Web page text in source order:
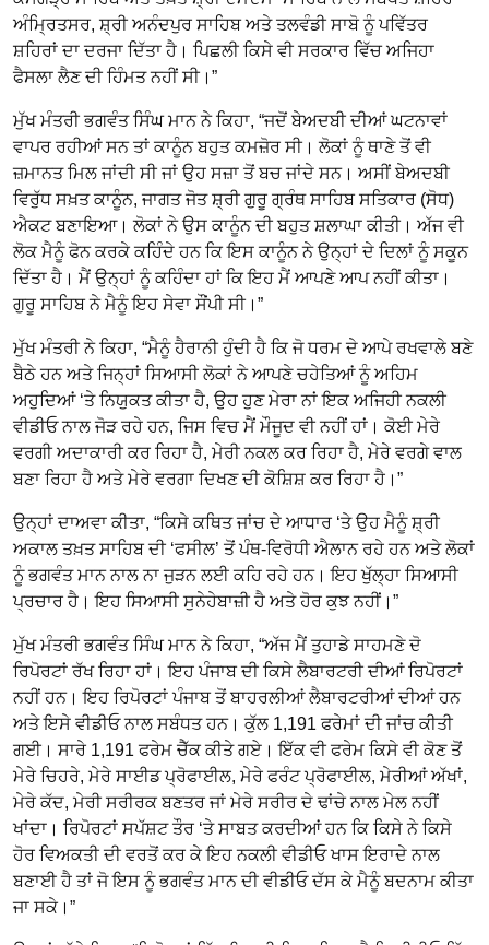
ਅੰਮ੍ਰਿਤਸਰ, ਸ਼੍ਰੀ ਅਨੰਦਪੁਰ ਸਾਹਿਬ ਅਤੇ ਤਲਵੰਡੀ ਸਾਬੋ ਨੂੰ ਪਵਿੱਤਰ
ਸ਼ਹਿਰਾਂ ਦਾ ਦਰਜਾ ਦਿੱਤਾ ਹੈ। ਪਿਛਲੀ ਕਿਸੇ ਵੀ ਸਰਕਾਰ ਵਿੱਚ ਅਜਿਹਾ
ਫੈਸਲਾ ਲੈਣ ਦੀ ਹਿੰਮਤ ਨਹੀਂ ਸੀ।”
ਮੁੱਖ ਮੰਤਰੀ ਭਗਵੰਤ ਸਿੰਘ ਮਾਨ ਨੇ ਕਿਹਾ, “ਜਦੋਂ ਬੇਅਦਬੀ ਦੀਆਂ ਘਟਨਾਵਾਂ
ਵਾਪਰ ਰਹੀਆਂ ਸਨ ਤਾਂ ਕਾਨੂੰਨ ਬਹੁਤ ਕਮਜ਼ੋਰ ਸੀ। ਲੋਕਾਂ ਨੂੰ ਥਾਣੇ ਤੋਂ ਵੀ
ਜ਼ਮਾਨਤ ਮਿਲ ਜਾਂਦੀ ਸੀ ਜਾਂ ਉਹ ਸਜ਼ਾ ਤੋਂ ਬਚ ਜਾਂਦੇ ਸਨ। ਅਸੀਂ ਬੇਅਦਬੀ
ਵਿਰੁੱਧ ਸਖ਼ਤ ਕਾਨੂੰਨ, ਜਾਗਤ ਜੋਤ ਸ਼੍ਰੀ ਗੁਰੂ ਗ੍ਰੰਥ ਸਾਹਿਬ ਸਤਿਕਾਰ (ਸੋਧ)
ਐਕਟ ਬਣਾਇਆ। ਲੋਕਾਂ ਨੇ ਉਸ ਕਾਨੂੰਨ ਦੀ ਬਹੁਤ ਸ਼ਲਾਘਾ ਕੀਤੀ। ਅੱਜ ਵੀ
ਲੋਕ ਮੈਨੂੰ ਫੋਨ ਕਰਕੇ ਕਹਿੰਦੇ ਹਨ ਕਿ ਇਸ ਕਾਨੂੰਨ ਨੇ ਉਨ੍ਹਾਂ ਦੇ ਦਿਲਾਂ ਨੂੰ ਸਕੂਨ
ਦਿੱਤਾ ਹੈ। ਮੈਂ ਉਨ੍ਹਾਂ ਨੂੰ ਕਹਿੰਦਾ ਹਾਂ ਕਿ ਇਹ ਮੈਂ ਆਪਣੇ ਆਪ ਨਹੀਂ ਕੀਤਾ।
ਗੁਰੂ ਸਾਹਿਬ ਨੇ ਮੈਨੂੰ ਇਹ ਸੇਵਾ ਸੌਂਪੀ ਸੀ।”
ਮੁੱਖ ਮੰਤਰੀ ਨੇ ਕਿਹਾ, “ਮੈਨੂੰ ਹੈਰਾਨੀ ਹੁੰਦੀ ਹੈ ਕਿ ਜੋ ਧਰਮ ਦੇ ਆਪੇ ਰਖਵਾਲੇ ਬਣੇ
ਬੈਠੇ ਹਨ ਅਤੇ ਜਿਨ੍ਹਾਂ ਸਿਆਸੀ ਲੋਕਾਂ ਨੇ ਆਪਣੇ ਚਹੇਤਿਆਂ ਨੂੰ ਅਹਿਮ
ਅਹੁਦਿਆਂ ‘ਤੇ ਨਿਯੁਕਤ ਕੀਤਾ ਹੈ, ਉਹ ਹੁਣ ਮੇਰਾ ਨਾਂ ਇਕ ਅਜਿਹੀ ਨਕਲੀ
ਵੀਡੀਓ ਨਾਲ ਜੋੜ ਰਹੇ ਹਨ, ਜਿਸ ਵਿਚ ਮੈਂ ਮੌਜੂਦ ਵੀ ਨਹੀਂ ਹਾਂ। ਕੋਈ ਮੇਰੇ
ਵਰਗੀ ਅਦਾਕਾਰੀ ਕਰ ਰਿਹਾ ਹੈ, ਮੇਰੀ ਨਕਲ ਕਰ ਰਿਹਾ ਹੈ, ਮੇਰੇ ਵਰਗੇ ਵਾਲ
ਬਣਾ ਰਿਹਾ ਹੈ ਅਤੇ ਮੇਰੇ ਵਰਗਾ ਦਿਖਣ ਦੀ ਕੋਸ਼ਿਸ਼ ਕਰ ਰਿਹਾ ਹੈ।”
ਉਨ੍ਹਾਂ ਦਾਅਵਾ ਕੀਤਾ, “ਕਿਸੇ ਕਥਿਤ ਜਾਂਚ ਦੇ ਆਧਾਰ ‘ਤੇ ਉਹ ਮੈਨੂੰ ਸ਼੍ਰੀ
ਅਕਾਲ ਤਖ਼ਤ ਸਾਹਿਬ ਦੀ ‘ਫਸੀਲ’ ਤੋਂ ਪੰਥ-ਵਿਰੋਧੀ ਐਲਾਨ ਰਹੇ ਹਨ ਅਤੇ ਲੋਕਾਂ
ਨੂੰ ਭਗਵੰਤ ਮਾਨ ਨਾਲ ਨਾ ਜੁੜਨ ਲਈ ਕਹਿ ਰਹੇ ਹਨ। ਇਹ ਖੁੱਲ੍ਹਾ ਸਿਆਸੀ
ਪ੍ਰਚਾਰ ਹੈ। ਇਹ ਸਿਆਸੀ ਸੁਨੇਹੇਬਾਜ਼ੀ ਹੈ ਅਤੇ ਹੋਰ ਕੁਝ ਨਹੀਂ।”
ਮੁੱਖ ਮੰਤਰੀ ਭਗਵੰਤ ਸਿੰਘ ਮਾਨ ਨੇ ਕਿਹਾ, “ਅੱਜ ਮੈਂ ਤੁਹਾਡੇ ਸਾਹਮਣੇ ਦੋ
ਰਿਪੋਰਟਾਂ ਰੱਖ ਰਿਹਾ ਹਾਂ। ਇਹ ਪੰਜਾਬ ਦੀ ਕਿਸੇ ਲੈਬਾਰਟਰੀ ਦੀਆਂ ਰਿਪੋਰਟਾਂ
ਨਹੀਂ ਹਨ। ਇਹ ਰਿਪੋਰਟਾਂ ਪੰਜਾਬ ਤੋਂ ਬਾਹਰਲੀਆਂ ਲੈਬਾਰਟਰੀਆਂ ਦੀਆਂ ਹਨ
ਅਤੇ ਇਸੇ ਵੀਡੀਓ ਨਾਲ ਸਬੰਧਤ ਹਨ। ਕੁੱਲ 1,191 ਫਰੇਮਾਂ ਦੀ ਜਾਂਚ ਕੀਤੀ
ਗਈ। ਸਾਰੇ 1,191 ਫਰੇਮ ਚੈੱਕ ਕੀਤੇ ਗਏ। ਇੱਕ ਵੀ ਫਰੇਮ ਕਿਸੇ ਵੀ ਕੋਣ ਤੋਂ
ਮੇਰੇ ਚਿਹਰੇ, ਮੇਰੇ ਸਾਈਡ ਪ੍ਰੋਫਾਈਲ, ਮੇਰੇ ਫਰੰਟ ਪ੍ਰੋਫਾਈਲ, ਮੇਰੀਆਂ ਅੱਖਾਂ,
ਮੇਰੇ ਕੱਦ, ਮੇਰੀ ਸਰੀਰਕ ਬਣਤਰ ਜਾਂ ਮੇਰੇ ਸਰੀਰ ਦੇ ਢਾਂਚੇ ਨਾਲ ਮੇਲ ਨਹੀਂ
ਖਾਂਦਾ। ਰਿਪੋਰਟਾਂ ਸਪੱਸ਼ਟ ਤੌਰ ‘ਤੇ ਸਾਬਤ ਕਰਦੀਆਂ ਹਨ ਕਿ ਕਿਸੇ ਨੇ ਕਿਸੇ
ਹੋਰ ਵਿਅਕਤੀ ਦੀ ਵਰਤੋਂ ਕਰ ਕੇ ਇਹ ਨਕਲੀ ਵੀਡੀਓ ਖਾਸ ਇਰਾਦੇ ਨਾਲ
ਬਣਾਈ ਹੈ ਤਾਂ ਜੋ ਇਸ ਨੂੰ ਭਗਵੰਤ ਮਾਨ ਦੀ ਵੀਡੀਓ ਦੱਸ ਕੇ ਮੈਨੂੰ ਬਦਨਾਮ ਕੀਤਾ
ਜਾ ਸਕੇ।”